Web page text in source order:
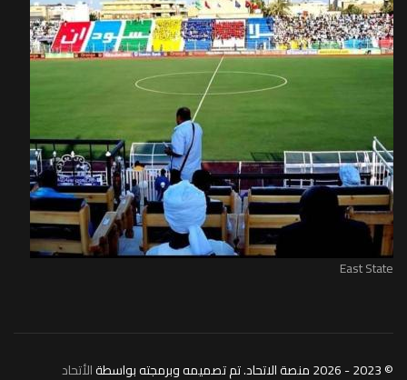
East State
© 2023 - 2026 منصة الاتحاد. تم تصميمه وبرمجته بواسطة
الأتحاد